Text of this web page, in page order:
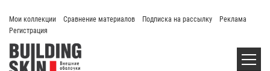
Мои коллекции Сравнение материалов Подписка на рассылку
Реклама
Регистрация